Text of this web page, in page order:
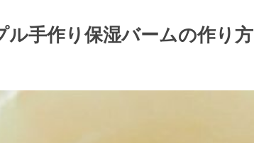
ル手作り保湿バームの作り方